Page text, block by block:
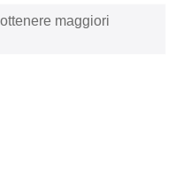
maggiori